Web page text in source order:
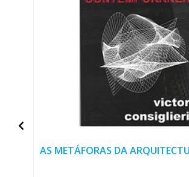
AS METÁFORAS DA